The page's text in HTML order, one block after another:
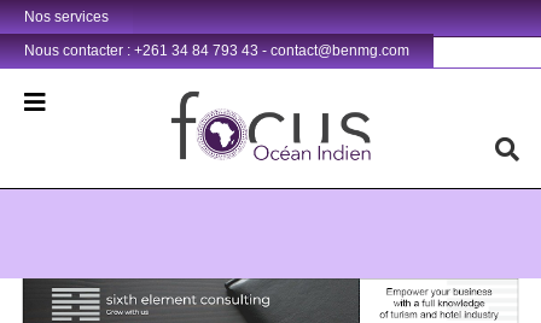
Nos services
Nous contacter : +261 34 84 793 43 - contact@benmg.com